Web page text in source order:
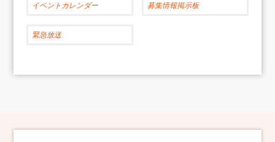
イベントカレンダー 募集情報掲示板
緊急放送